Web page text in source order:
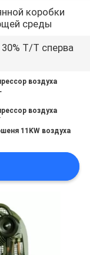
коробки
среды
Т/Т сперва
воздуха
воздуха
11KW воздуха